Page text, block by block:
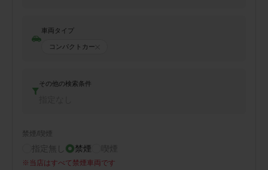
車両タイプ
コンパクトカー
その他の検索条件
禁煙/喫煙
指定無し 禁煙 喫煙
※ 当店はすべて禁煙車両です